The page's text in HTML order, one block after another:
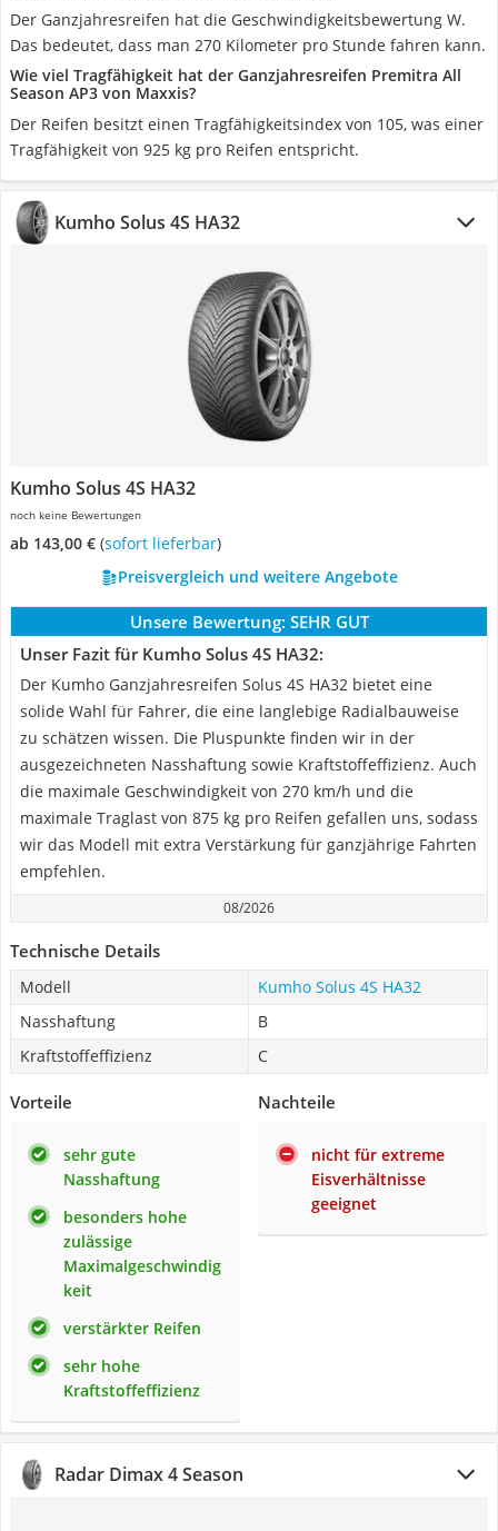
Der Ganzjahresreifen hat die Geschwindigkeitsbewertung W.
Das bedeutet, dass man 270 Kilometer pro Stunde fahren kann.
Wie viel Tragfähigkeit hat der Ganzjahresreifen Premitra All
Season AP3 von Maxxis?
Der Reifen besitzt einen Tragfähigkeitsindex von 105, was einer
Tragfähigkeit von 925 kg pro Reifen entspricht.
Kumho Solus 4S HA32
Kumho Solus 4S HA32
noch keine Bewertungen
ab 143,00 € ( Sofort lieferbar)
Preisvergleich und weitere Angebote
Unsere Bewertung: SEHR GUT
Unser Fazit für Kumho Solus 4S HA32:
Der Kumho Ganzjahresreifen Solus 4S HA32 bietet eine
solide Wahl für Fahrer, die eine langlebige Radialbauweise
zu schätzen wissen. Die Pluspunkte finden wir in der
ausgezeichneten Nasshaftung sowie Kraftstoffeffizienz. Auch
die maximale Geschwindigkeit von 270 km/h und die
maximale Traglast von 875 kg pro Reifen gefallen uns, sodass
wir das Modell mit extra Verstärkung für ganzjährige Fahrten
empfehlen.
08/2026
Technische Details
Modell
Kumho Solus 4S HA32
Nasshaftung
B
Kraftstoffeffizienz
C
Vorteile
sehr gute
Nasshaftung
besonders hohe
zulässige
Maximalgeschwindig
keit
verstärkter Reifen
sehr hohe
Kraftstoffeffizienz
Nachteile
nicht für extreme
Eisverhältnisse
geeignet
Radar Dimax 4 Season